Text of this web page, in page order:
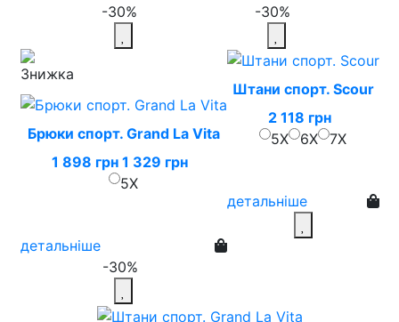
-30%
-30%
Брюки спорт. Grand La Vita
1 898 грн 1 329 грн
5X
детальніше
-30%
Штани спорт. Scour
2 118 грн
5X
6X 7X
детальніше